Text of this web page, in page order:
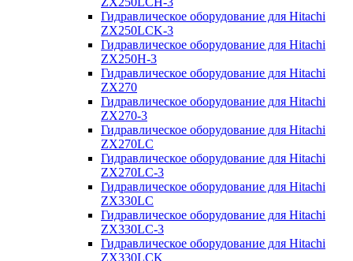
Гидравлическое оборудование для Hitachi
ZX250LCK-3
Гидравлическое оборудование для Hitachi
ZX250Н-3
Гидравлическое оборудование для Hitachi
ZX270
Гидравлическое оборудование для Hitachi
ZX270-3
Гидравлическое оборудование для Hitachi
ZX270LC
Гидравлическое оборудование для Hitachi
ZX270LC-3
Гидравлическое оборудование для Hitachi
ZX330LC
Гидравлическое оборудование для Hitachi
ZX330LC-3
Гидравлическое оборудование для Hitachi
ZX330LCK